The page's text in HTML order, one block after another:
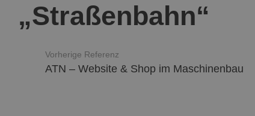
„Straßenbahn“
Vorherige Referenz
ATN – Website & Shop im Maschinenbau